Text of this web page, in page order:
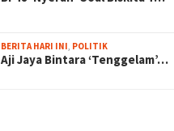
BERITA HARI INI POLITIK
Aji Jaya Bintara ‘Tenggelam’…